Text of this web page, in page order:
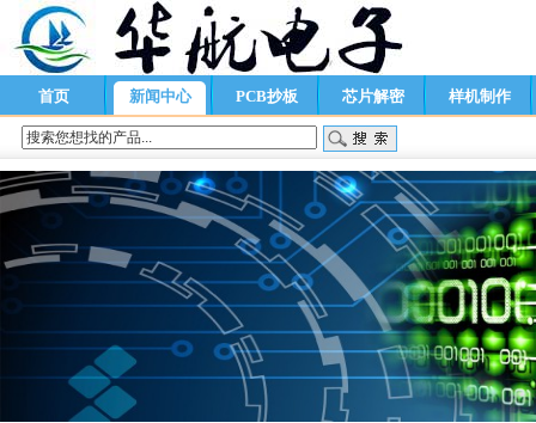
首页 新闻中心 PCB抄板 芯片解密 样机制作